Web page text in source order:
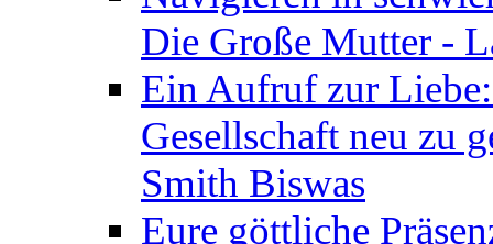
Die Große Mutter -
Ein Aufruf zur
Gesellschaft neu zu
Smith Biswas
Eure göttliche